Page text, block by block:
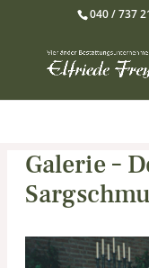
040 / 737
Galerie –